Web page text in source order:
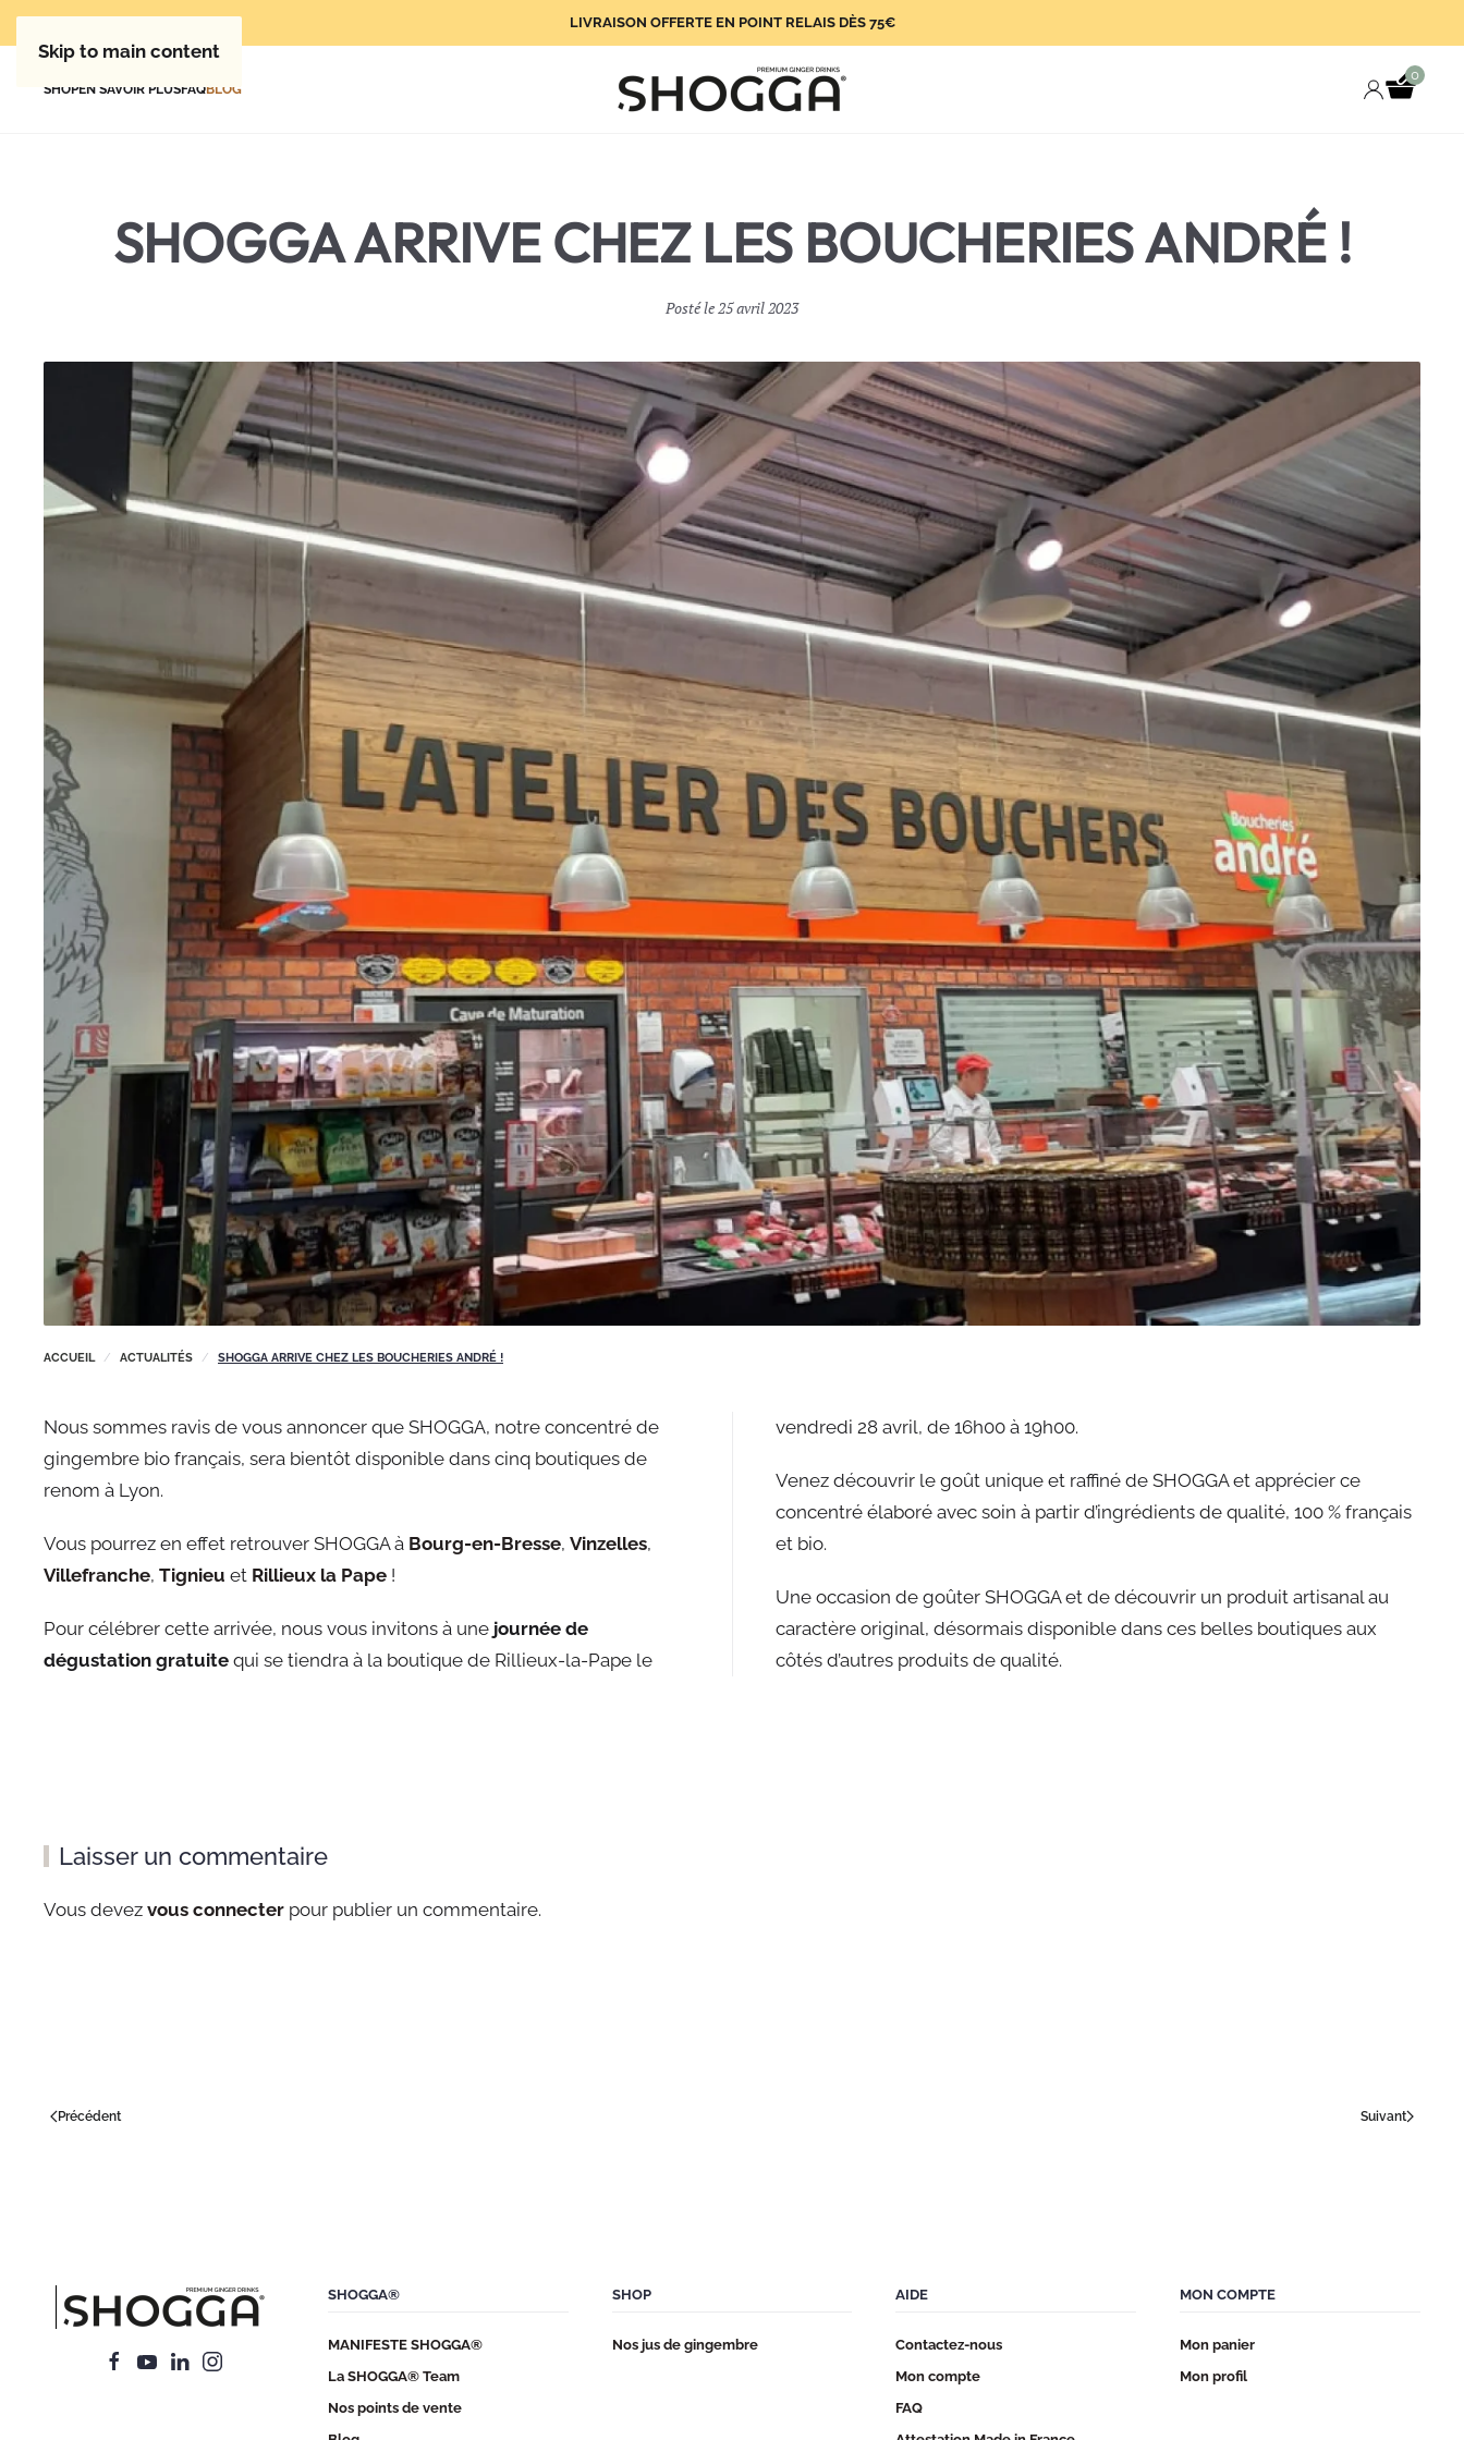
Skip to main content
LIVRAISON OFFERTE EN POINT RELAIS DÈS 75€
SHOPEN SAVOIR PLUSFAQBLOG
0
SHOGGA ARRIVE CHEZ LES BOUCHERIES ANDRÉ !
Posté le 25 avril 2023
ACCUEIL ACTUALITÉS SHOGGA ARRIVE CHEZ LES BOUCHERIES ANDRÉ !
Nous sommes ravis de vous annoncer que SHOGGA, notre concentré de
gingembre bio français, sera bientôt disponible dans cinq boutiques de
renom à Lyon.
Vous pourrez en effet retrouver SHOGGA à Bourg-en-Bresse, Vinzelles,
Villefranche, Tignieu et Rillieux la Pape !
Pour célébrer cette arrivée, nous vous invitons à une journée de
dégustation gratuite qui se tiendra à la boutique de Rillieux-la-Pape le
vendredi 28 avril, de 16h00 à 19h00.
Venez découvrir le goût unique et raffiné de SHOGGA et apprécier ce
concentré élaboré avec soin à partir d’ingrédients de qualité, 100 % français
et bio.
Une occasion de goûter SHOGGA et de découvrir un produit artisanal au
caractère original, désormais disponible dans ces belles boutiques aux
côtés d’autres produits de qualité.
Laisser un commentaire
Vous devez vous connecter pour publier un commentaire.
Précédent Suivant
SHOGGA®
MANIFESTE SHOGGA®
La SHOGGA® Team
Nos points de vente
SHOP
Nos jus de gingembre
AIDE
Contactez-nous
Mon compte
FAQ
MON COMPTE
Mon panier
Mon profil